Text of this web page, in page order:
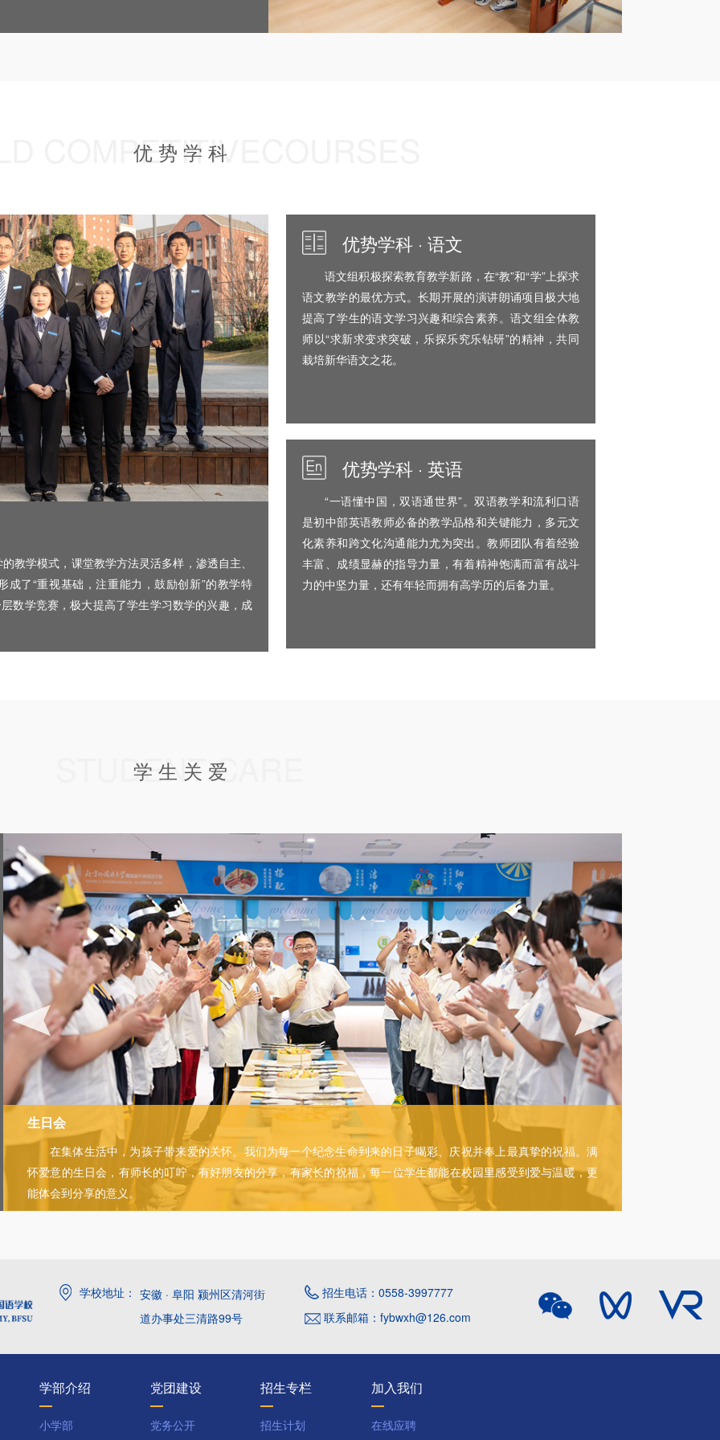
COMPETITIVECOURSES
优 势 学 科
教学模式，课堂教学方法灵活多样，渗透自主、
成了“重视基础，注重能力，鼓励创新”的教学特
数学竞赛，极大提高了学生学习数学的兴趣，成
优势学科 · 语文
语文组积极探索教育教学新路，在“教”和“学”上探求
语文教学的最优方式。长期开展的演讲朗诵项目极大地
提高了学生的语文学习兴趣和综合素养。语文组全体教
师以“求新求变求突破，乐探乐究乐钻研”的精神，共同
栽培新华语文之花。
优势学科 · 英语
“一语懂中国，双语通世界”。双语教学和流利口语
是初中部英语教师必备的教学品格和关键能力，多元文
化素养和跨文化沟通能力尤为突出。教师团队有着经验
丰富、成绩显赫的指导力量，有着精神饱满而富有战斗
力的中坚力量，还有年轻而拥有高学历的后备力量。
STUDENT CARE
学 生 关 爱
生日会
在集体生活中，为孩子带来爱的关怀。我们为每一个纪念生命到来的日子喝彩、庆祝并奉上最真挚的祝福。满
怀爱意的生日会，有师长的叮咛，有好朋友的分享，有家长的祝福，每一位学生都能在校园里感受到爱与温暖，更
能体会到分享的意义。
学校地址： 安徽 · 阜阳 颍州区清河街
道办事处三清路99号
招生电话：0558-3997777
联系邮箱：fybwxh@126.com
学部介绍
小学部
党团建设
党务公开
招生专栏
招生计划
加入我们
在线应聘